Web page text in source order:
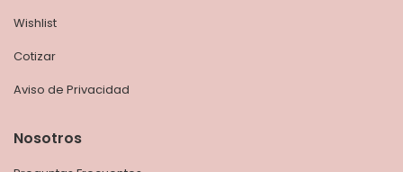
Wishlist
Cotizar
Aviso de Privacidad
Nosotros